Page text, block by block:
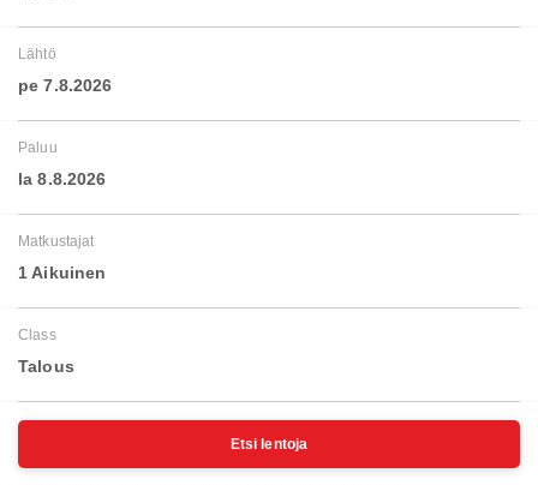
Lähtö
pe 7.8.2026
Paluu
la 8.8.2026
Matkustajat
1 Aikuinen
Class
Talous
Etsi lentoja